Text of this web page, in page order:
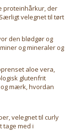
proteinhårkur, der
velegnet til tørt
den blødgør og
og mineraler og
aloe vera,
glutenfrit
mærk, hvordan
velegnet til curly
tage med i